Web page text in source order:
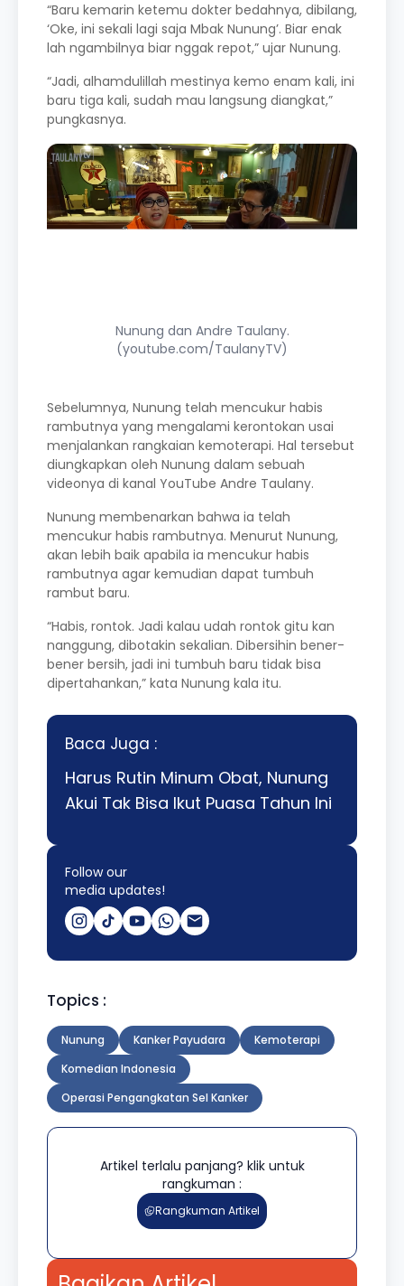
“Baru kemarin ketemu dokter bedahnya, dibilang,
‘Oke, ini sekali lagi saja Mbak Nunung’. Biar enak
lah ngambilnya biar nggak repot,” ujar Nunung.
“Jadi, alhamdulillah mestinya kemo enam kali, ini
baru tiga kali, sudah mau langsung diangkat,”
pungkasnya.
Nunung dan Andre Taulany.
(youtube.com/TaulanyTV)
Sebelumnya, Nunung telah mencukur habis
rambutnya yang mengalami kerontokan usai
menjalankan rangkaian kemoterapi. Hal tersebut
diungkapkan oleh Nunung dalam sebuah
videonya di kanal YouTube Andre Taulany.
Nunung membenarkan bahwa ia telah
mencukur habis rambutnya. Menurut Nunung,
akan lebih baik apabila ia mencukur habis
rambutnya agar kemudian dapat tumbuh
rambut baru.
“Habis, rontok. Jadi kalau udah rontok gitu kan
nanggung, dibotakin sekalian. Dibersihin bener-
bener bersih, jadi ini tumbuh baru tidak bisa
dipertahankan,” kata Nunung kala itu.
Baca Juga :
Harus Rutin Minum Obat, Nunung
Akui Tak Bisa Ikut Puasa Tahun Ini
Follow our
media updates!
Topics :
Nunung Kanker Payudara
Kemoterapi
Komedian Indonesia
Operasi Pengangkatan Sel Kanker
Artikel terlalu panjang? klik untuk
rangkuman :
Rangkuman Artikel